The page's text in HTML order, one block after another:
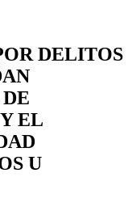
DELITOS
EL
U